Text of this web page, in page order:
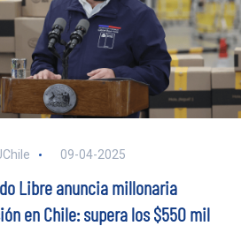
09-04-2025
Libre anuncia millonaria
en Chile: supera los $550 mil